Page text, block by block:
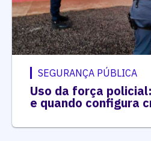
SEGURANÇA PÚBLICA
Uso da força
e quando configura